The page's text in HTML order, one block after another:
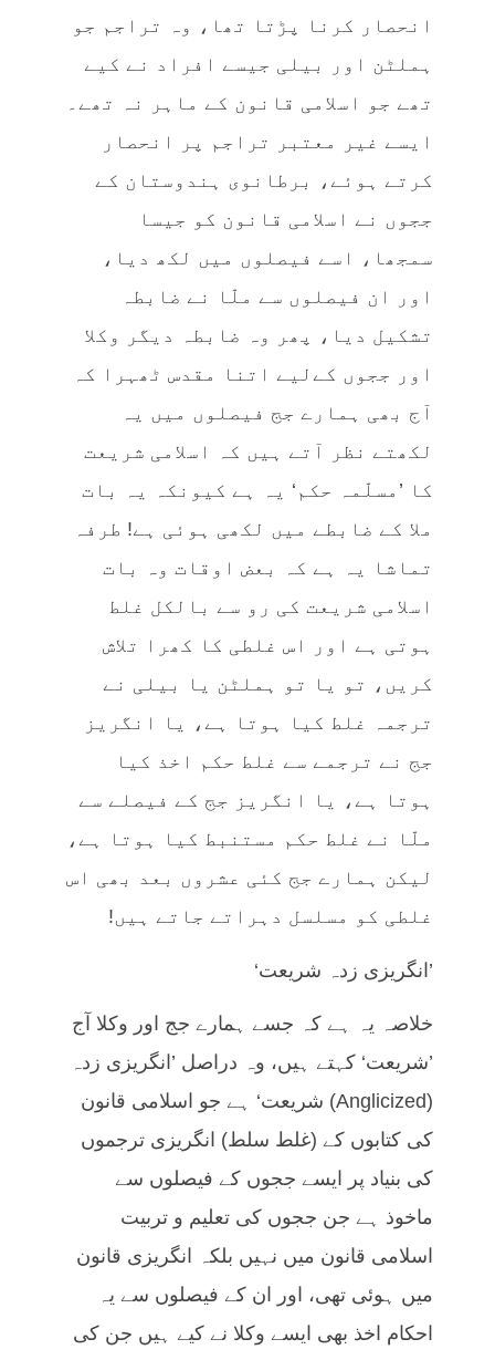
انحصار کرنا پڑتا تھا، وہ تراجم جو
ہملٹن اور بیلی جیسے افراد نے کیے
تھے جو اسلامی قانون کے ماہر نہ تھے۔
ایسے غیر معتبر تراجم پر انحصار
کرتے ہوئے، برطانوی ہندوستان کے
ججوں نے اسلامی قانون کو جیسا
سمجھا، اسے فیصلوں میں لکھ دیا،
اور ان فیصلوں سے ملّا نے ضابطہ
تشکیل دیا، پھر وہ ضابطہ دیگر وکلا
اور ججوں کےلیے اتنا مقدس ٹھہرا کہ
آج بھی ہمارے جج فیصلوں میں یہ
لکھتے نظر آتے ہیں کہ اسلامی شریعت
کا ’مسلّمہ حکم‘ یہ ہے کیونکہ یہ بات
ملا کے ضابطے میں لکھی ہوئی ہے! طرفہ
تماشا یہ ہے کہ بعض اوقات وہ بات
اسلامی شریعت کی رو سے بالکل غلط
ہوتی ہے اور اس غلطی کا کھرا تلاش
کریں، تو یا تو ہملٹن یا بیلی نے
ترجمہ غلط کیا ہوتا ہے، یا انگریز
جج نے ترجمے سے غلط حکم اخذ کیا
ہوتا ہے، یا انگریز جج کے فیصلے سے
ملّا نے غلط حکم مستنبط کیا ہوتا ہے،
لیکن ہمارے جج کئی عشروں بعد بھی اس
غلطی کو مسلسل دہراتے جاتے ہیں!
’انگریزی زدہ شریعت‘
خلاصہ یہ ہے کہ جسے ہمارے جج اور وکلا آج
’شریعت‘ کہتے ہیں، وہ دراصل ’انگریزی زدہ
(Anglicized) شریعت‘ ہے جو اسلامی قانون
کی کتابوں کے (غلط سلط) انگریزی ترجموں
کی بنیاد پر ایسے ججوں کے فیصلوں سے
ماخوذ ہے جن ججوں کی تعلیم و تربیت
اسلامی قانون میں نہیں بلکہ انگریزی قانون
میں ہوئی تھی، اور ان کے فیصلوں سے یہ
احکام اخذ بھی ایسے وکلا نے کیے ہیں جن کی